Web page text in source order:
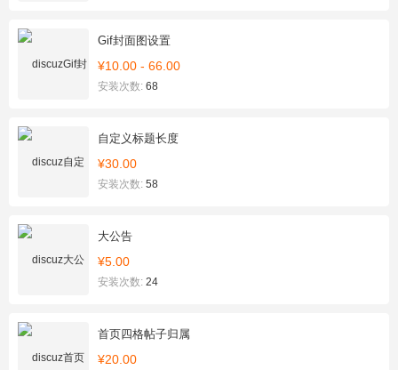
Gif封面图设置
¥10.00 - 66.00
安装次数: 68
自定义标题长度
¥30.00
安装次数: 58
大公告
¥5.00
安装次数: 24
首页四格帖子归属
¥20.00